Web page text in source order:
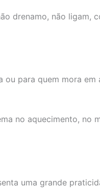
drenamo, não ligam,
para quem mora
no aquecimento, no
uma grande